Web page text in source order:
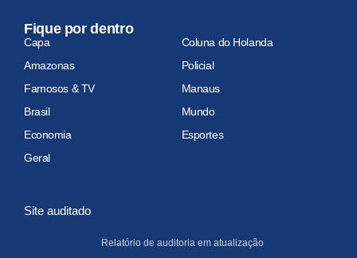
Fique por dentro
Capa
Coluna do Holanda
Amazonas
Policial
Famosos & TV
Manaus
Brasil
Mundo
Economia
Esportes
Geral
Site auditado
Relatório de auditoria em atualização